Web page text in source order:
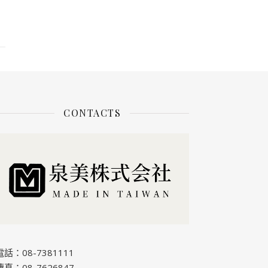
CONTACTS
話：08-7381111